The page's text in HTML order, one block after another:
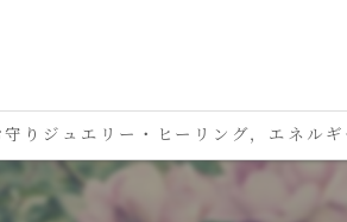
守りジュエリー・ヒーリング，エネルギ